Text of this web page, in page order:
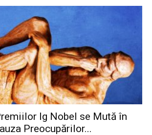
Ig Nobel se Mută în
Preocupărilor...